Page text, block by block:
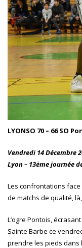
LYONSO 70 – 66 SO
Vendredi 14 Décembre
Lyon – 13ème journée
Les confrontations
de matchs de qualité,
L’ogre Pontois,
Sainte Barbe ce
prendre les pieds dans